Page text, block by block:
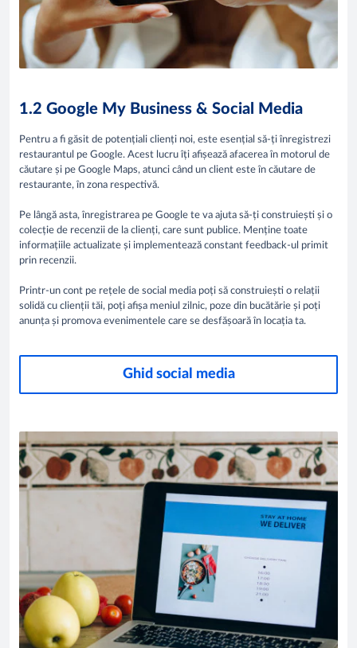
1.2 Google My Business & Social Media
Pentru a fi găsit de potențiali clienți noi, este esențial să-ți înregistrezi
restaurantul pe Google. Acest lucru îți afișează afacerea în motorul de
căutare și pe Google Maps, atunci când un client este în căutare de
restaurante, în zona respectivă.
Pe lângă asta, înregistrarea pe Google te va ajuta să-ți construiești și o
colecție de recenzii de la clienți, care sunt publice. Menține toate
informațiile actualizate și implementează constant feedback-ul primit
prin recenzii.
Printr-un cont pe rețele de social media poți să construiești o relații
solidă cu clienții tăi, poți afișa meniul zilnic, poze din bucătărie și poți
anunța și promova evenimentele care se desfășoară în locația ta. ​
Ghid social media